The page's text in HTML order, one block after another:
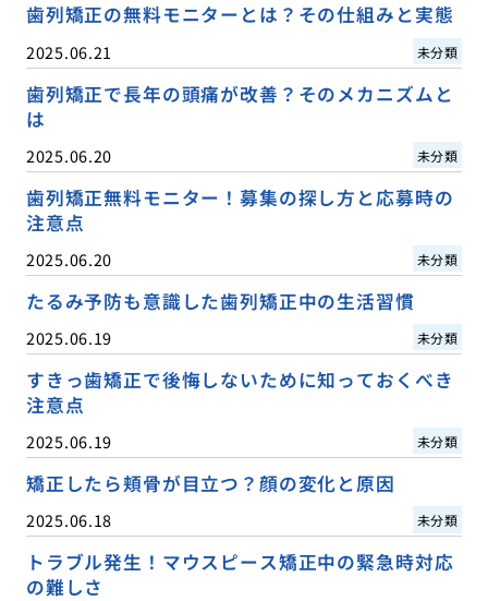
歯列矯正の無料モニターとは？その仕組みと実態
2025.06.21 未分類
歯列矯正で長年の頭痛が改善？そのメカニズムと
は
2025.06.20 未分類
歯列矯正無料モニター！募集の探し方と応募時の
注意点
2025.06.20 未分類
たるみ予防も意識した歯列矯正中の生活習慣
2025.06.19 未分類
すきっ歯矯正で後悔しないために知っておくべき
注意点
2025.06.19 未分類
矯正したら頬骨が目立つ？顔の変化と原因
2025.06.18 未分類
トラブル発生！マウスピース矯正中の緊急時対応
の難しさ